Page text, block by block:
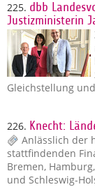
225. dbb
Justizministerin
Gleichstellung
226. Knecht:
Anlässlich der
stattfindenden
Bremen,
und Schleswig-